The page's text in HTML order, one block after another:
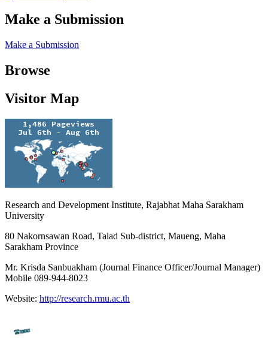
Make a Submission
Make a Submission
Browse
Visitor Map
Research and Development Institute, Rajabhat Maha Sarakham
University
80 Nakornsawan Road, Talad Sub-district, Maueng, Maha
Sarakham Province
Mr. Krisda Sanbuakham (Journal Finance Officer/Journal Manager)
Mobile 089-944-8023
Website: http://research.rmu.ac.th